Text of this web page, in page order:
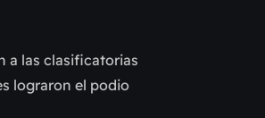
a las clasificatorias
lograron el podio